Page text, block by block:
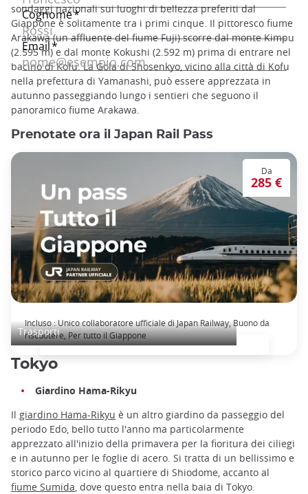
sondaggi nazionali sui luoghi di bellezza preferiti dal
Giappone è solitamente tra i primi cinque. Il pittoresco fiume
Arakawa (un affluente del fiume Fuji) scorre dal monte Kimpu
(2.595 m) e dal monte Kokushi (2.592 m) prima di entrare nel
bacino di Kofu. La Gola di Shosenkyo, vicino alla città di Kofu
nella prefettura di Yamanashi, può essere apprezzata in
autunno passeggiando lungo i sentieri che seguono il
panoramico fiume Arakawa.
Prenotate ora il Japan Rail Pass
Trasporti
Da
285 €
Incluso : Unico collaboratore ufficiale di Japan Railway, Buono da
riscuotere, Per tutto il Giappone
Tokyo
Giardino Hama-Rikyu
Il giardino Hama-Rikyu è un altro giardino da passeggio del
periodo Edo, bello tutto l'anno ma particolarmente
apprezzato all'inizio della primavera per la fioritura dei ciliegi
e in autunno per le foglie di acero. Si tratta di un bellissimo e
storico parco vicino al quartiere di Shiodome, accanto al
fiume Sumida , dove questo entra nella baia di Tokyo.